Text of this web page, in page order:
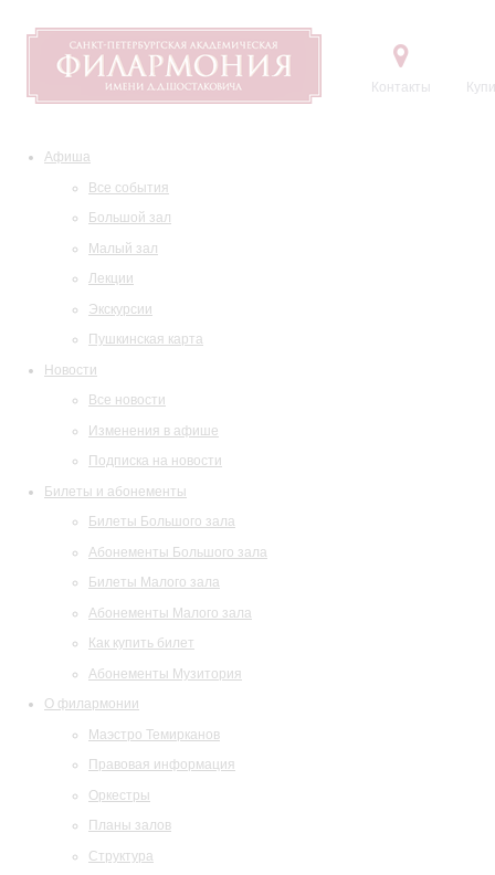
Контакты
Афиша
Все события
Большой зал
Малый зал
Лекции
Экскурсии
Пушкинская карта
Новости
Все новости
Изменения в афише
Подписка на новости
Билеты и абонементы
Билеты Большого зала
Абонементы Большого зала
Билеты Малого зала
Абонементы Малого зала
Как купить билет
Абонементы Музитория
О филармонии
Маэстро Темирканов
Правовая информация
Оркестры
Планы залов
Структура